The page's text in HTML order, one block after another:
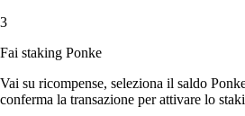
3
Fai staking Ponke
Vai su ricompense, seleziona il saldo
conferma la transazione per attivare lo